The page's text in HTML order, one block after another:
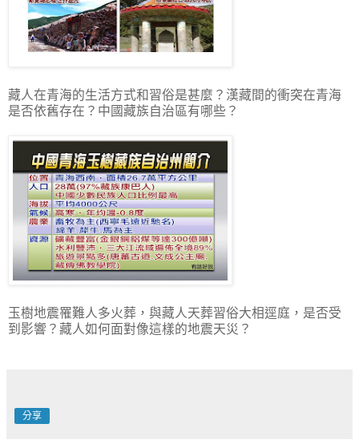
藏人在青海的生活方式和習俗是甚麼？漢藏間的衝突在青海
是否依舊存在？中國藏族自治區有哪些？
玉樹地震罹難人多火葬，與藏人天葬習俗大相逕庭，是否受
到影響？藏人如何面對像這樣的地震天災？
分享